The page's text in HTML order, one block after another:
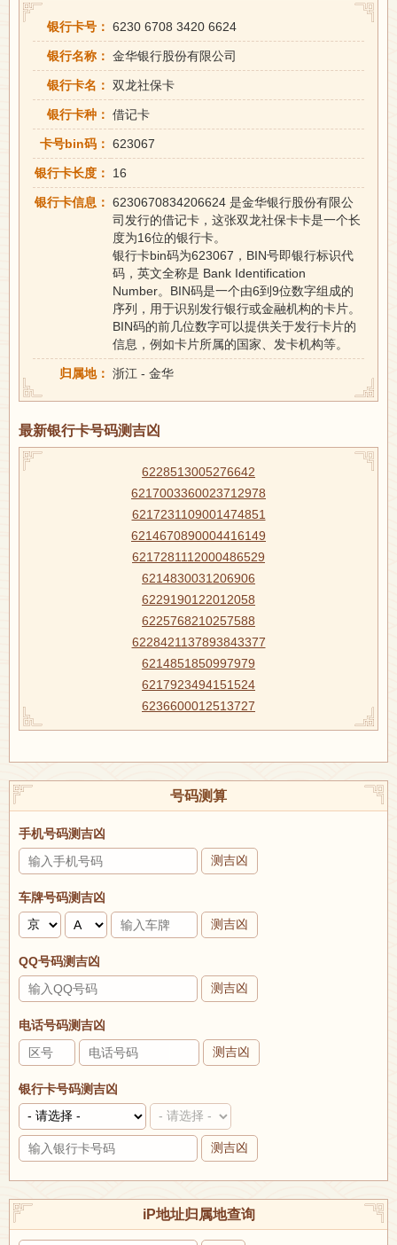
银行卡号： 6230 6708 3420 6624
银行名称： 金华银行股份有限公司
银行卡名： 双龙社保卡
银行卡种： 借记卡
卡号bin码： 623067
银行卡长度： 16
银行卡信息： 6230670834206624 是金华银行股份有限公
司发行的借记卡，这张双龙社保卡卡是一个长
度为16位的银行卡。
银行卡bin码为623067，BIN号即银行标识代
码，英文全称是 Bank Identification
Number。BIN码是一个由6到9位数字组成的
序列，用于识别发行银行或金融机构的卡片。
BIN码的前几位数字可以提供关于发行卡片的
信息，例如卡片所属的国家、发卡机构等。
归属地： 浙江 - 金华
最新银行卡号码测吉凶
6228513005276642
6217003360023712978
6217231109001474851
6214670890004416149
6217281112000486529
6214830031206906
6229190122012058
6225768210257588
6228421137893843377
6214851850997979
6217923494151524
6236600012513727
号码测算
手机号码测吉凶
测吉凶
车牌号码测吉凶
测吉凶
QQ号码测吉凶
测吉凶
电话号码测吉凶
测吉凶
银行卡号码测吉凶
测吉凶
iP地址归属地查询